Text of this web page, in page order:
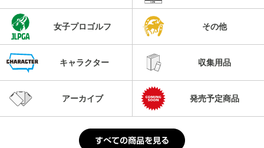
女子プロゴルフ その他
キャラクター 収集用品
アーカイブ 発売予定商品